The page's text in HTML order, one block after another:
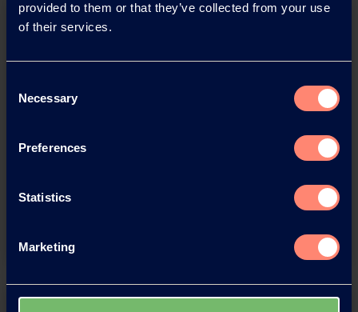
provided to them or that they’ve collected from your use
of their services.
Selection
Necessary
Preferences
Statistics
Marketing